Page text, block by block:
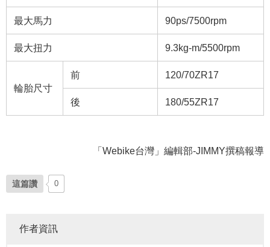
最大馬力 90ps/7500rpm
最大扭力 9.3kg-m/5500rpm
輪胎尺寸
前 120/70ZR17
後 180/55ZR17
「Webike台灣」編輯部-JIMMY撰稿報導
這篇讚 0
作者資訊